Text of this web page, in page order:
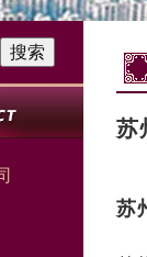
苏
苏